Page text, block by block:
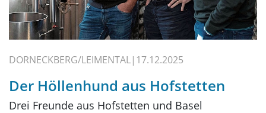
DORNECKBERG/LEIMENTAL 17.12.2025
Der Höllenhund aus Hofstetten
Drei Freunde aus Hofstetten und Basel